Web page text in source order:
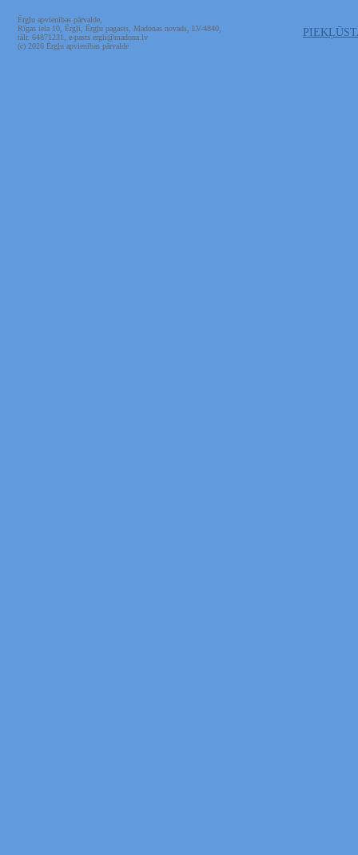
Ērgļu apvienības pārvalde,
Rīgas iela 10, Ērgļi, Ērgļu pagasts, Madonas novads, LV-4840,
tālr. 64871231, e-pasts ergli@madona.lv
(c) 2026 Ērgļu apvienības pārvalde